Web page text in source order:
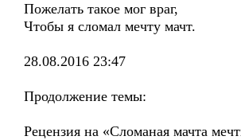
Пожелать такое мог враг,
Чтобы я сломал мечту мачт.
28.08.2016 23:47
Продолжение темы:
Рецензия на «Сломаная мачта